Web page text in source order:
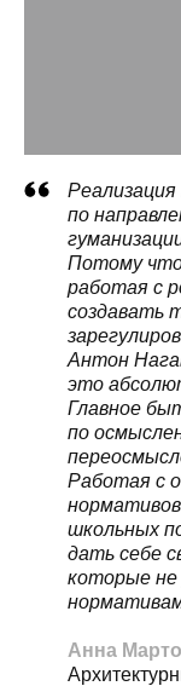
Реализация
по
Потому что
работая с
создавать
Антон
это
Главное
по
Работая с
школьных
дать себе
которые не
Анна